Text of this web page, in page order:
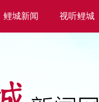
鲤城新闻 视听鲤城